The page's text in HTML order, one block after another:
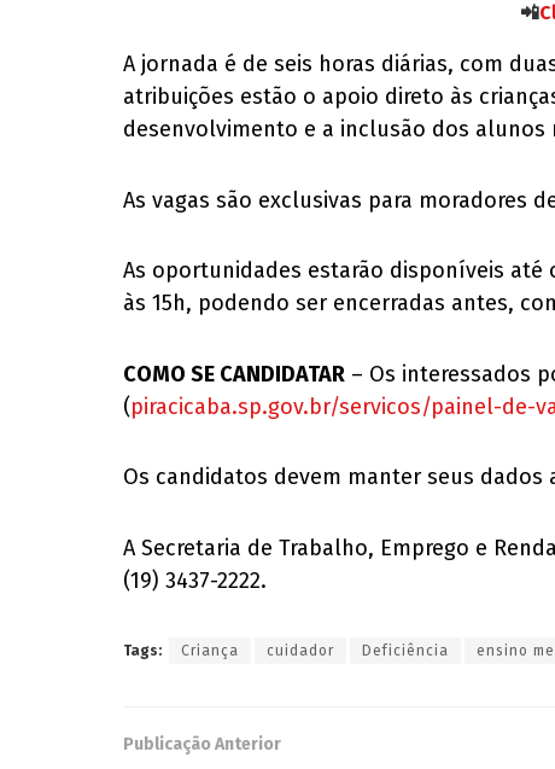
📲
A jornada é de seis horas diárias, com
atribuições estão o apoio direto às
desenvolvimento e a inclusão dos alunos
As vagas são exclusivas para moradores
As oportunidades estarão disponíveis até
às 15h, podendo ser encerradas antes,
COMO SE CANDIDATAR – Os interessados
(piracicaba.sp.gov.br/servicos/painel-de-
Os candidatos devem manter seus
A Secretaria de Trabalho, Emprego e
(19) 3437-2222.
Tags: Criança cuidador Deficiência ensino
Publicação Anterior